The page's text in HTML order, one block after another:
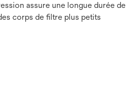
assure une longue durée de
corps de filtre plus petits